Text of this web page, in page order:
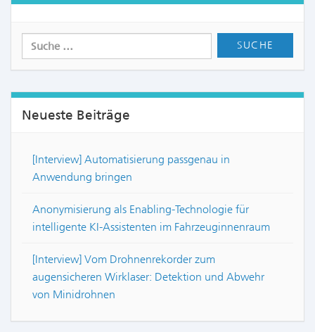
Neueste Beiträge
[Interview] Automatisierung passgenau in
Anwendung bringen
Anonymisierung als Enabling-Technologie für
intelligente KI-Assistenten im Fahrzeuginnenraum
[Interview] Vom Drohnenrekorder zum
augensicheren Wirklaser: Detektion und Abwehr
von Minidrohnen